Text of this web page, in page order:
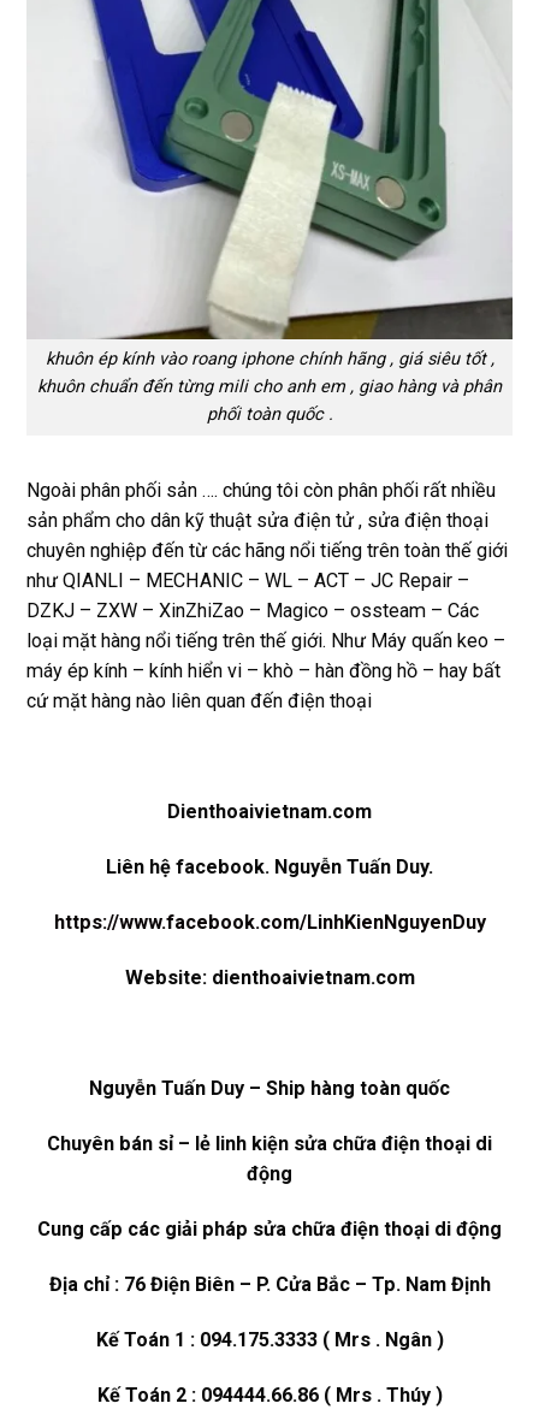
khuôn ép kính vào roang iphone chính hãng , giá siêu tốt ,
khuôn chuẩn đến từng mili cho anh em , giao hàng và phân
phối toàn quốc .
Ngoài phân phối sản …. chúng tôi còn phân phối rất nhiều
sản phẩm cho dân kỹ thuật sửa điện tử , sửa điện thoại
chuyên nghiệp đến từ các hãng nổi tiếng trên toàn thế giới
như QIANLI – MECHANIC – WL – ACT – JC Repair –
DZKJ – ZXW – XinZhiZao – Magico – ossteam – Các
loại mặt hàng nổi tiếng trên thế giới. Như Máy quấn keo –
máy ép kính – kính hiển vi – khò – hàn đồng hồ – hay bất
cứ mặt hàng nào liên quan đến điện thoại
Dienthoaivietnam.com
Liên hệ facebook. Nguyễn Tuấn Duy.
https://www.facebook.com/LinhKienNguyenDuy
Website: dienthoaivietnam.com
Nguyễn Tuấn Duy – Ship hàng toàn quốc
Chuyên bán sỉ – lẻ linh kiện sửa chữa điện thoại di
động
Cung cấp các giải pháp sửa chữa điện thoại di động
Địa chỉ : 76 Điện Biên – P. Cửa Bắc – Tp. Nam Định
Kế Toán 1 : 094.175.3333 ( Mrs . Ngân )
Kế Toán 2 : 094444.66.86 ( Mrs . Thúy )